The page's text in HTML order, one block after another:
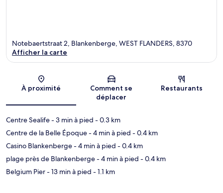
Carte
Notebaertstraat 2, Blankenberge, WEST FLANDERS, 8370
Afficher la carte
À proximité
Comment se
déplacer
Restaurants
Centre Sealife- 3 min à pied - 0.3 km
Centre de la Belle Époque- 4 min à pied - 0.4 km
Casino Blankenberge- 4 min à pied - 0.4 km
plage près de Blankenberge- 4 min à pied - 0.4 km
Belgium Pier- 13 min à pied - 1.1 km